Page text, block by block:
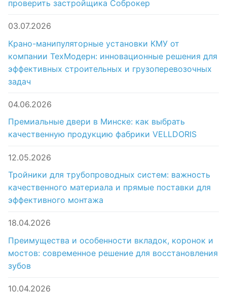
проверить застройщика Соброкер
03.07.2026
Крано-манипуляторные установки КМУ от
компании ТехМодерн: инновационные решения для
эффективных строительных и грузоперевозочных
задач
04.06.2026
Премиальные двери в Минске: как выбрать
качественную продукцию фабрики VELLDORIS
12.05.2026
Тройники для трубопроводных систем: важность
качественного материала и прямые поставки для
эффективного монтажа
18.04.2026
Преимущества и особенности вкладок, коронок и
мостов: современное решение для восстановления
зубов
10.04.2026